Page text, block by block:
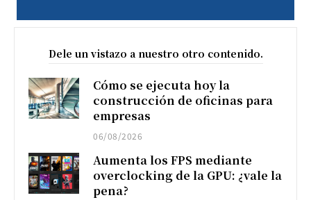
Dele un vistazo a nuestro otro contenido.
Cómo se ejecuta hoy la
construcción de oficinas para
empresas
06/08/2026
Aumenta los FPS mediante
overclocking de la GPU: ¿vale la
pena?